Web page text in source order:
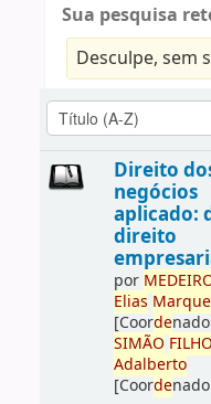
Sua pesquisa
Desculpe, sem
Direito
negócios
aplicado:
direito
por MEDE
Elias
[Coorde
SIMÃO
Adalberto
[Coorde